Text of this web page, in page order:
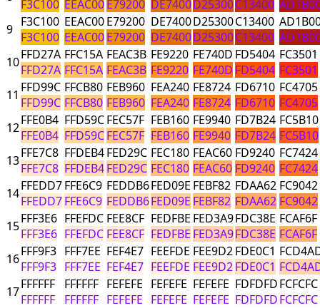
F3C100 EEAC00E79200 DE7400D25300C13400
9 F3C100
F3C100
EEAC00
EEAC00
E79200
E79200
DE7400
DE7400
D25300
D25300
C13400
C13400
10FFD27A
FFD27A
FFC15A
FFC15A
FEAC3B
FEAC3B
FE9220
FE9220
FE740D
FE740D
FD5404
FD5404
FC3501
FC3501
11 FFD99C
FFD99C
FFCB80
FFCB80
FEB960
FEB960
FEA240
FEA240
FE8724
FE8724
FD6710
FD6710
FC4705
FC4705
12FFE0B4
FFE0B4
FFD59C
FFD59C
FEC57F
FEC57F
FEB160
FEB160
FE9940
FE9940
FD7B24
FD7B24
FC5B10
FC5B10
13FFE7C8
FFE7C8
FFDEB4
FFDEB4
FED29C
FED29C
FEC180
FEC180
FEAC60
FEAC60
FD9240
FD9240
FC7424
FC7424
14FFEDD7
FFEDD7
FFE6C9
FFE6C9
FEDDB6
FEDDB6
FED09E
FED09E
FEBF82
FEBF82
FDAA62
FDAA62
FC9042
FC9042
15FFF3E6
FFF3E6
FFEFDC
FFEFDC
FEE8CF
FEE8CF
FEDFBE
FEDFBE
FED3A9
FED3A9
FDC38E
FDC38E
FCAF6F
FCAF6F
16FFF9F3
FFF9F3
FFF7EE
FFF7EE
FEF4E7
FEF4E7
FEEFDE
FEEFDE
FEE9D2
FEE9D2
FDE0C1
FDE0C1
17FFFFFF
FFFFFF
FFFFFF
FFFFFF
FEFEFE
FEFEFE
FEFEFE
FEFEFE
FEFEFE
FEFEFE
FDFDFD
FDFDFD
FCFCFC
FCFCFC